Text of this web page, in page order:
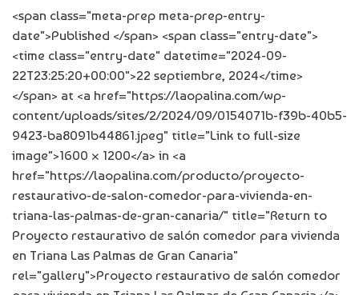
<span class="meta-prep meta-prep-entry-
date">Published </span> <span class="entry-date">
<time class="entry-date" datetime="2024-09-
22T23:25:20+00:00">22 septiembre, 2024</time>
</span> at <a href="https://laopalina.com/wp-
content/uploads/sites/2/2024/09/0154071b-f39b-40b5-
9423-ba8091b44861.jpeg" title="Link to full-size
image">1600 × 1200</a> in <a
href="https://laopalina.com/producto/proyecto-
restaurativo-de-salon-comedor-para-vivienda-en-
triana-las-palmas-de-gran-canaria/" title="Return to
Proyecto restaurativo de salón comedor para vivienda
en Triana Las Palmas de Gran Canaria"
rel="gallery">Proyecto restaurativo de salón comedor